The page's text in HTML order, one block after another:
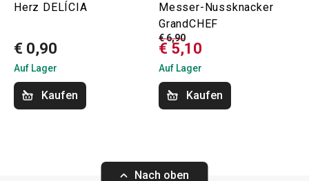
Herz DELÍCIA
€ 0,90
Auf Lager
Kaufen
Messer-Nussknacker
GrandCHEF
€ 6,90
€ 5,10
Auf Lager
Kaufen
Nach oben